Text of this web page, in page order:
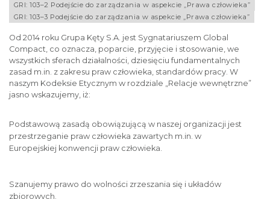
GRI: 103–2 Podejście do zarządzania w aspekcie „Prawa człowieka”
GRI: 103–3 Podejście do zarządzania w aspekcie „Prawa człowieka”
Od 2014 roku Grupa Kęty S.A. jest Sygnatariuszem Global
Compact, co oznacza, poparcie, przyjęcie i stosowanie, we
wszystkich sferach działalności, dziesięciu fundamentalnych
zasad m.in. z zakresu praw człowieka, standardów pracy. W
naszym Kodeksie Etycznym w rozdziale „Relacje wewnętrzne”
jasno wskazujemy, iż:
Podstawową zasadą obowiązującą w naszej organizacji jest
przestrzeganie praw człowieka zawartych m.in. w
Europejskiej konwencji praw człowieka.
Szanujemy prawo do wolności zrzeszania się i układów
zbiorowych.